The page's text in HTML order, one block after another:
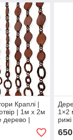
Краплі |
| 1м х 2м
дерево |
колір |
1×2
650